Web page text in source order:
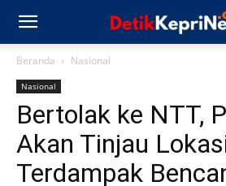
Beranda Nasional
Nasional
Bertolak ke NTT,
Akan Tinjau
Terdampak